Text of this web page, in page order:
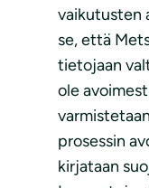
vaikutusten
se, että
tietojaan
ole
prosessin
kirjataan